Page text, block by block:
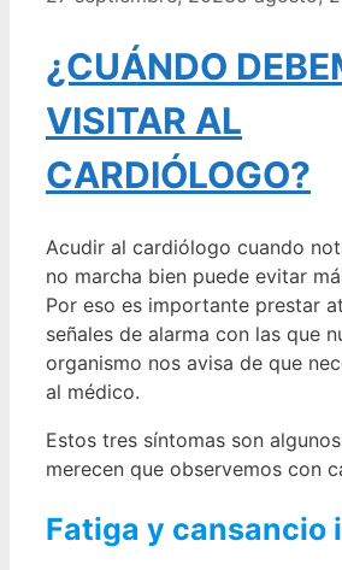
¿CUÁNDO
VISITAR AL
CARDIÓLOGO?
Acudir al cardiólogo cuando
no marcha bien puede evitar
Por eso es importante prestar
señales de alarma con las que
organismo nos avisa de que
al médico.
Estos tres síntomas son
merecen que observemos con
Fatiga y cansancio